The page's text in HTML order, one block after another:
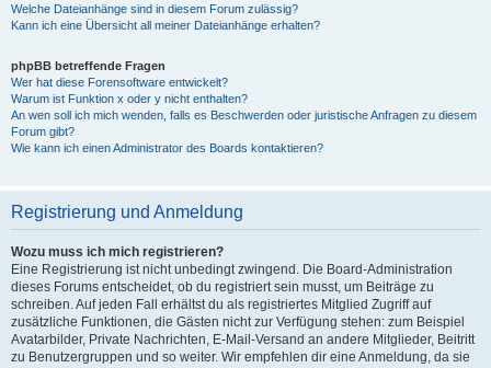
Welche Dateianhänge sind in diesem Forum zulässig?
Kann ich eine Übersicht all meiner Dateianhänge erhalten?
phpBB betreffende Fragen
Wer hat diese Forensoftware entwickelt?
Warum ist Funktion x oder y nicht enthalten?
An wen soll ich mich wenden, falls es Beschwerden oder juristische Anfragen zu diesem
Forum gibt?
Wie kann ich einen Administrator des Boards kontaktieren?
Registrierung und Anmeldung
Wozu muss ich mich registrieren?
Eine Registrierung ist nicht unbedingt zwingend. Die Board-Administration
dieses Forums entscheidet, ob du registriert sein musst, um Beiträge zu
schreiben. Auf jeden Fall erhältst du als registriertes Mitglied Zugriff auf
zusätzliche Funktionen, die Gästen nicht zur Verfügung stehen: zum Beispiel
Avatarbilder, Private Nachrichten, E-Mail-Versand an andere Mitglieder, Beitritt
zu Benutzergruppen und so weiter. Wir empfehlen dir eine Anmeldung, da sie